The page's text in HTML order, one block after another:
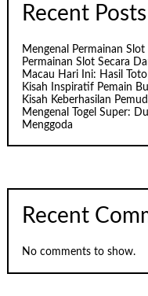
Recent Posts
Mengenal Permainan
Permainan Slot Secara
Macau Hari Ini: Hasil
Kisah Inspiratif Pemain
Kisah Keberhasilan
Mengenal Togel Super:
Menggoda
Recent
No comments to show.